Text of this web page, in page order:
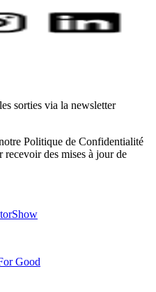
sorties via la newsletter
Politique de Confidentialité
recevoir des mises à jour de
Good